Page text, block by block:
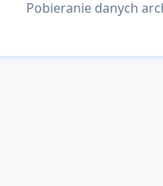
Pobieranie danych